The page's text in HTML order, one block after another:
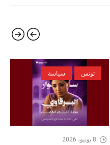
تونس سياسة
8 يونيو، 2026